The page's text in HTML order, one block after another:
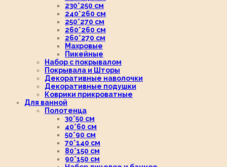
230*250 см
240*260 см
250*270 см
260*260 см
260*270 см
Махровые
Пикейные
Набор с покрывалом
Покрывала и Шторы
Декоративные наволочки
Декоративные подушки
Коврики прикроватные
Для ванной
Полотенца
30*50 см
40*60 см
50*90 см
70*140 см
80*150 см
90*150 см